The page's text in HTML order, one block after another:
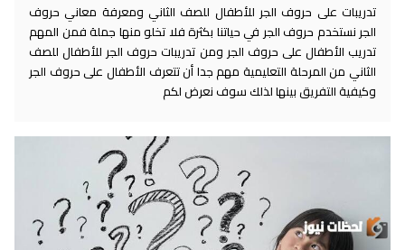
تدريبات على حروف الجر للأطفال للصف الثاني ومعرفة معاني حروف
الجر نستخدم حروف الجر في حياتنا بكثرة فلا تخلو منها جملة فمن المهم
تدريب الأطفال على حروف الجر ومن تدريبات حروف الجر للأطفال للصف
الثاني من المرحلة التعليمية مهم جدا أن تتعرف الأطفال على حروف الجر
وكيفية التفريق بينها لذلك سوف نعرض لكم